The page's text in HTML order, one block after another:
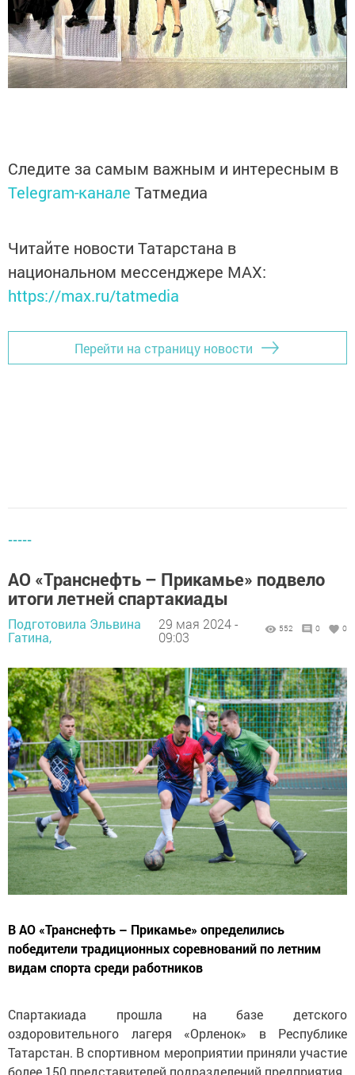
Следите за самым важным и интересным в
Telegram-канале Татмедиа
Читайте новости Татарстана в
национальном мессенджере MАХ:
https://max.ru/tatmedia
Перейти на страницу новости
-----
АО «Транснефть – Прикамье» подвело
итоги летней спартакиады
Подготовила Эльвина
Гатина,
29 мая 2024 -
09:03
552 0 0
В АО «Транснефть – Прикамье» определились
победители традиционных соревнований по летним
видам спорта среди работников
Спартакиада прошла на базе детского
оздоровительного лагеря «Орленок» в Республике
Татарстан. В спортивном мероприятии приняли участие
более 150 представителей подразделений предприятия.